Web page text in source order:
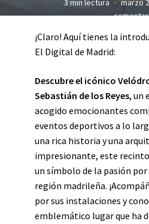
¡Claro! Aquí tienes la
El Digital de Madrid:
Descubre el icónico
Sebastián de los Reyes, un
acogido emocionantes
eventos deportivos a lo
una rica historia y una
impresionante, este
un símbolo de la pasión
región madrileña.
por sus instalaciones y
emblemático lugar que ha